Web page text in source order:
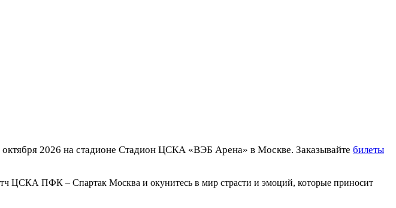
2026 на стадионе Стадион ЦСКА «ВЭБ Арена» в Москве. Заказывайте билеты
ЦСКА ПФК – Спартак Москва и окунитесь в мир страсти и эмоций, которые приносит